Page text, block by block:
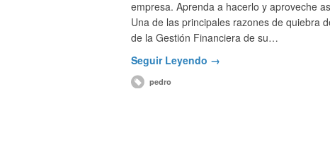
empresa. Aprenda a hacerlo y aproveche
Una de las principales razones de quiebra
de la Gestión Financiera de su…
Seguir Leyendo →
pedro